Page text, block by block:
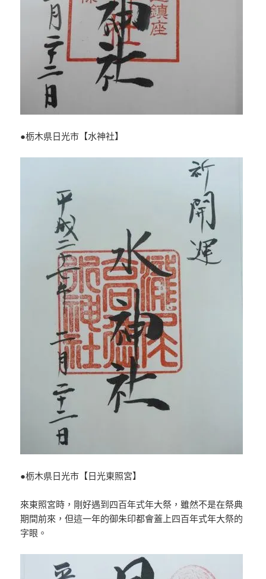
●栃木県日光市【水神社】
●栃木県日光市【日光東照宮】
來東照宮時，剛好遇到四百年式年大祭，雖然不是在祭典
期間前來，但這一年的御朱印都會蓋上四百年式年大祭的
字眼。